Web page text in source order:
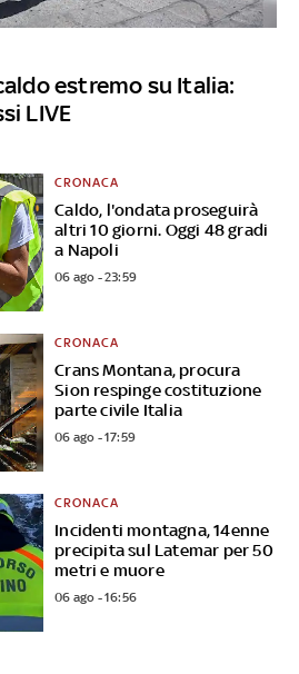
estremo su Italia:
LIVE
Caldo, l'ondata proseguirà
altri 10 giorni. Oggi 48 gradi
a Napoli
CRONACA
06 ago - 23:59
Crans Montana, procura
Sion respinge costituzione
parte civile Italia
CRONACA
06 ago - 17:59
Incidenti montagna, 14enne
precipita sul Latemar per 50
metri e muore
CRONACA
06 ago - 16:56